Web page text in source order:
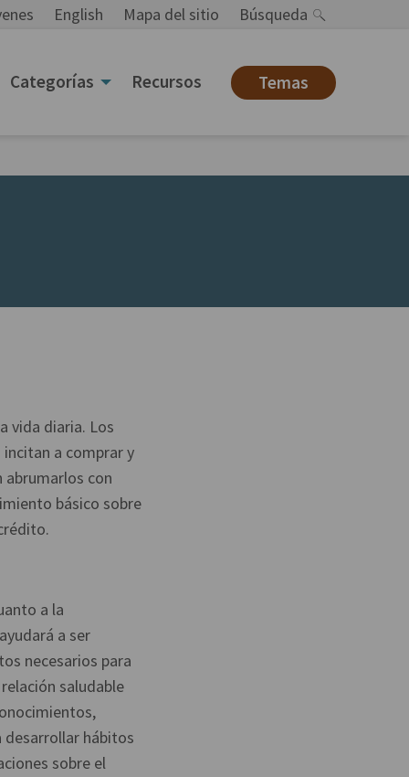
English Mapa del sitio Búsqueda
Categorías Recursos Temas
vida diaria. Los
a comprar y
abrumarlos con
básico sobre
a la
a ser
necesarios para
saludable
desarrollar hábitos
sobre el